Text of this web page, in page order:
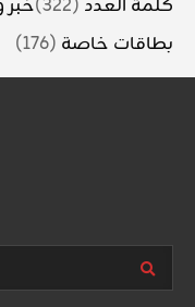
كلمة العدد (322) خبر
بطاقات خاصة (176)